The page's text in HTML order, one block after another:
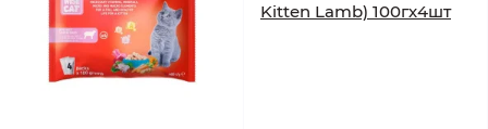
Kitten Lamb) 100гх4шт